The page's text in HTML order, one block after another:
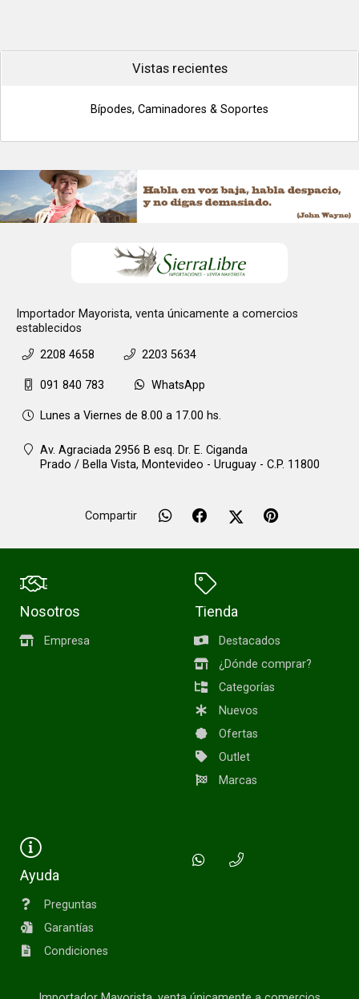
Vistas recientes
Bípodes, Caminadores & Soportes
Importador Mayorista, venta únicamente a comercios
establecidos
2208 4658
2203 5634
091 840 783 WhatsApp
Lunes a Viernes de 8.00 a 17.00 hs.
Av. Agraciada 2956 B esq. Dr. E. Ciganda
Prado / Bella Vista, Montevideo - Uruguay - C.P. 11800
Compartir
Nosotros
Empresa
Tienda
Destacados
¿Dónde comprar?
Categorías
Nuevos
Ofertas
Outlet
Marcas
Ayuda
Preguntas
Garantías
Condiciones